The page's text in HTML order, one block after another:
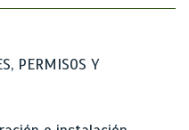
PERMISOS Y